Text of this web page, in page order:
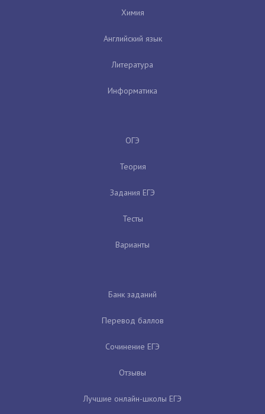
Химия
Английский язык
Литература
Информатика
ОГЭ
Теория
Задания ЕГЭ
Тесты
Варианты
Банк заданий
Перевод баллов
Сочинение ЕГЭ
Отзывы
Лучшие онлайн-школы ЕГЭ